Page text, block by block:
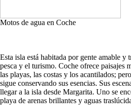
Motos de agua en Coche
Esta isla está habitada por gente amable y
pesca y el turismo. Coche ofrece paisajes
las playas, las costas y los acantilados;
sigue conservando sus esencias. Sus
llegar a la isla desde Margarita. Uno se
playa de arenas brillantes y aguas